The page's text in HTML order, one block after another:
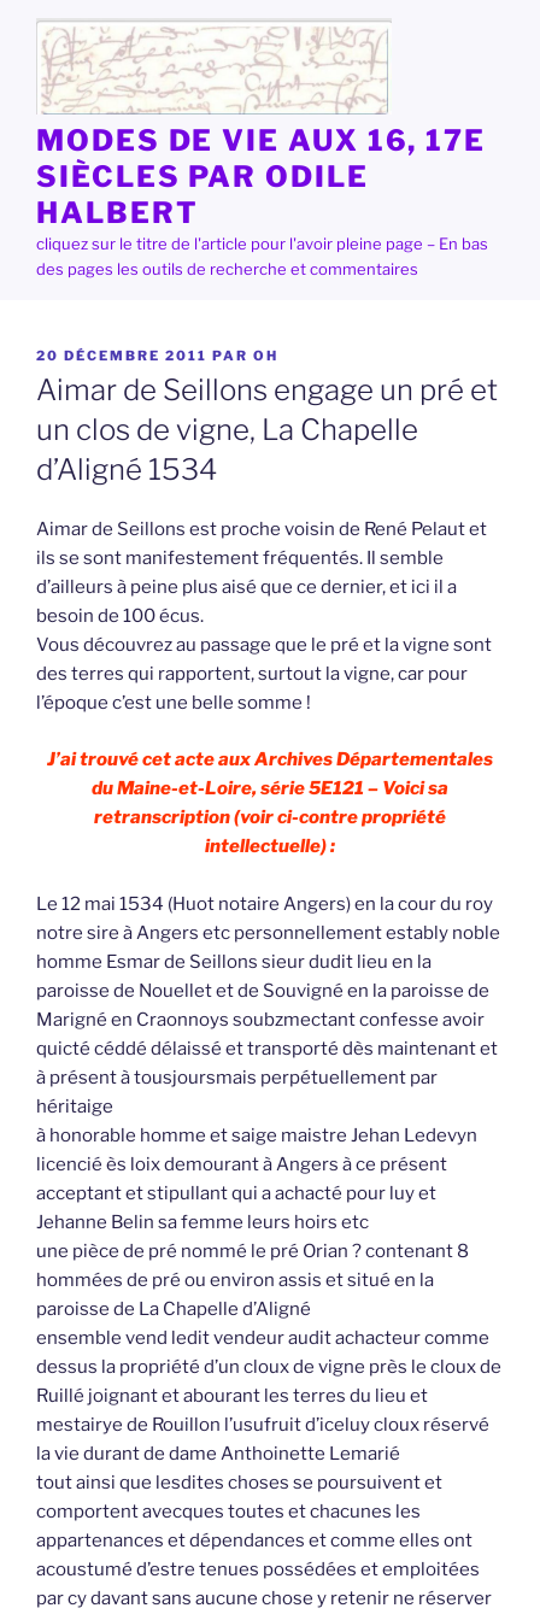
contenu
principal
MODES DE VIE AUX 16, 17E
SIÈCLES PAR ODILE
HALBERT
cliquez sur le titre de l'article pour l'avoir pleine page – En bas
des pages les outils de recherche et commentaires
PUBLIÉ
LE
20 DÉCEMBRE 2011 PAR OH
Aimar de Seillons engage un pré et
un clos de vigne, La Chapelle
d’Aligné 1534
Aimar de Seillons est proche voisin de René Pelaut et
ils se sont manifestement fréquentés. Il semble
d’ailleurs à peine plus aisé que ce dernier, et ici il a
besoin de 100 écus.
Vous découvrez au passage que le pré et la vigne sont
des terres qui rapportent, surtout la vigne, car pour
l’époque c’est une belle somme !
J’ai trouvé cet acte aux Archives Départementales
du Maine-et-Loire, série 5E121 – Voici sa
retranscription (voir ci-contre propriété
intellectuelle) :
Le 12 mai 1534 (Huot notaire Angers) en la cour du roy
notre sire à Angers etc personnellement estably noble
homme Esmar de Seillons sieur dudit lieu en la
paroisse de Nouellet et de Souvigné en la paroisse de
Marigné en Craonnoys soubzmectant confesse avoir
quicté céddé délaissé et transporté dès maintenant et
à présent à tousjoursmais perpétuellement par
héritaige
à honorable homme et saige maistre Jehan Ledevyn
licencié ès loix demourant à Angers à ce présent
acceptant et stipullant qui a achacté pour luy et
Jehanne Belin sa femme leurs hoirs etc
une pièce de pré nommé le pré Orian ? contenant 8
hommées de pré ou environ assis et situé en la
paroisse de La Chapelle d’Aligné
ensemble vend ledit vendeur audit achacteur comme
dessus la propriété d’un cloux de vigne près le cloux de
Ruillé joignant et abourant les terres du lieu et
mestairye de Rouillon l’usufruit d’iceluy cloux réservé
la vie durant de dame Anthoinette Lemarié
tout ainsi que lesdites choses se poursuivent et
comportent avecques toutes et chacunes les
appartenances et dépendances et comme elles ont
acoustumé d’estre tenues possédées et emploitées
par cy davant sans aucune chose y retenir ne réserver